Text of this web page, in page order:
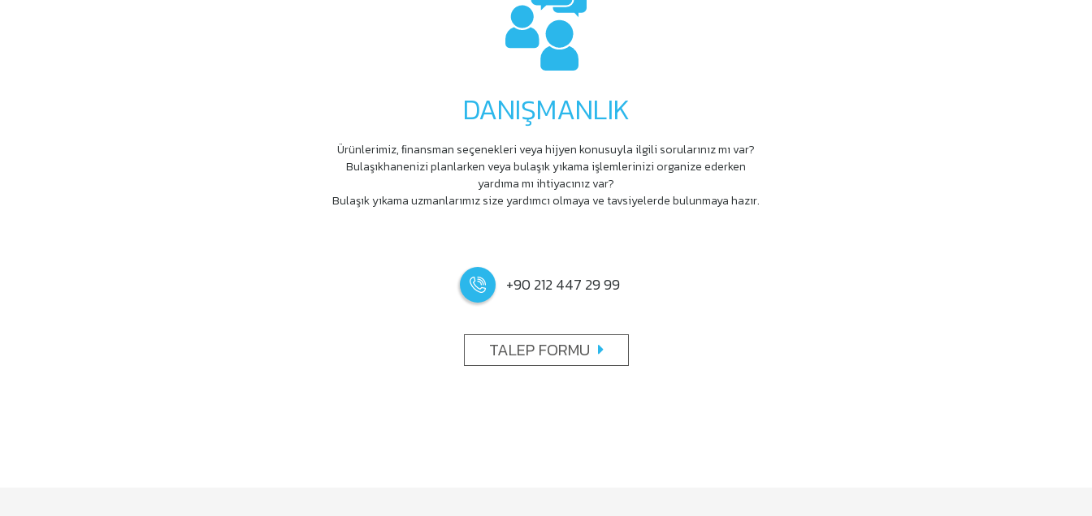
DANIŞMANLIK
Ürünlerimiz, ﬁnansman seçenekleri veya hijyen konusuyla ilgili sorularınız mı var?
Bulaşıkhanenizi planlarken veya bulaşık yıkama işlemlerinizi organize ederken
yardıma mı ihtiyacınız var?
Bulaşık yıkama uzmanlarımız size yardımcı olmaya ve tavsiyelerde bulunmaya hazır.
+90 212 447 29 99
TALEP FORMU